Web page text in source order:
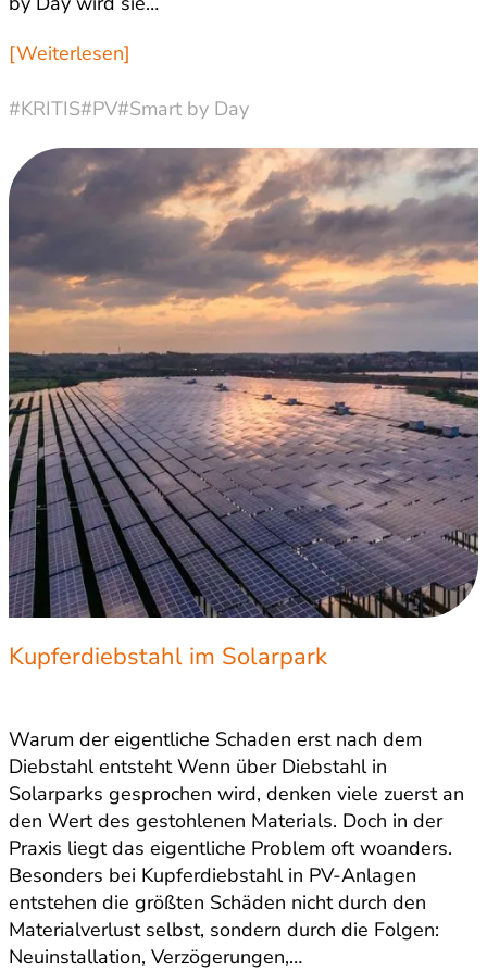
[Weiterlesen]
#KRITIS#PV#Smart by Day
Kupferdiebstahl im Solarpark
Warum der eigentliche Schaden erst nach dem
Diebstahl entsteht Wenn über Diebstahl in
Solarparks gesprochen wird, denken viele zuerst an
den Wert des gestohlenen Materials. Doch in der
Praxis liegt das eigentliche Problem oft woanders.
Besonders bei Kupferdiebstahl in PV-Anlagen
entstehen die größten Schäden nicht durch den
Materialverlust selbst, sondern durch die Folgen:
Neuinstallation, Verzögerungen,…